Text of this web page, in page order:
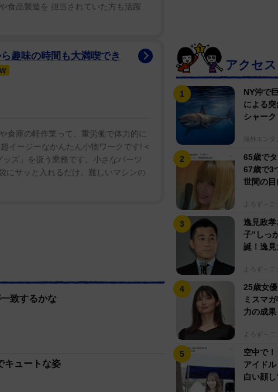
食品製造を 担当されていた方も活躍
趣味の時間も大満喫でき
倉庫の軽作業って、重労働で体力的に
イージーなかんたん小物ワークです! <
ズ」を扱う業務です。小さなパーツ
にサッと入れるだけ。難しいマシンの
致するかな
キュートな姿
アクセ
NY沖で
による
シャー
海外エンタ
65歳で
67歳で3
世間の
よろず～ニ
逸見政
子”しっ
誕！逸
よろず～ニ
25歳女
ミスマ
力の成
よろず～ニ
空中で
アイド
白い顔